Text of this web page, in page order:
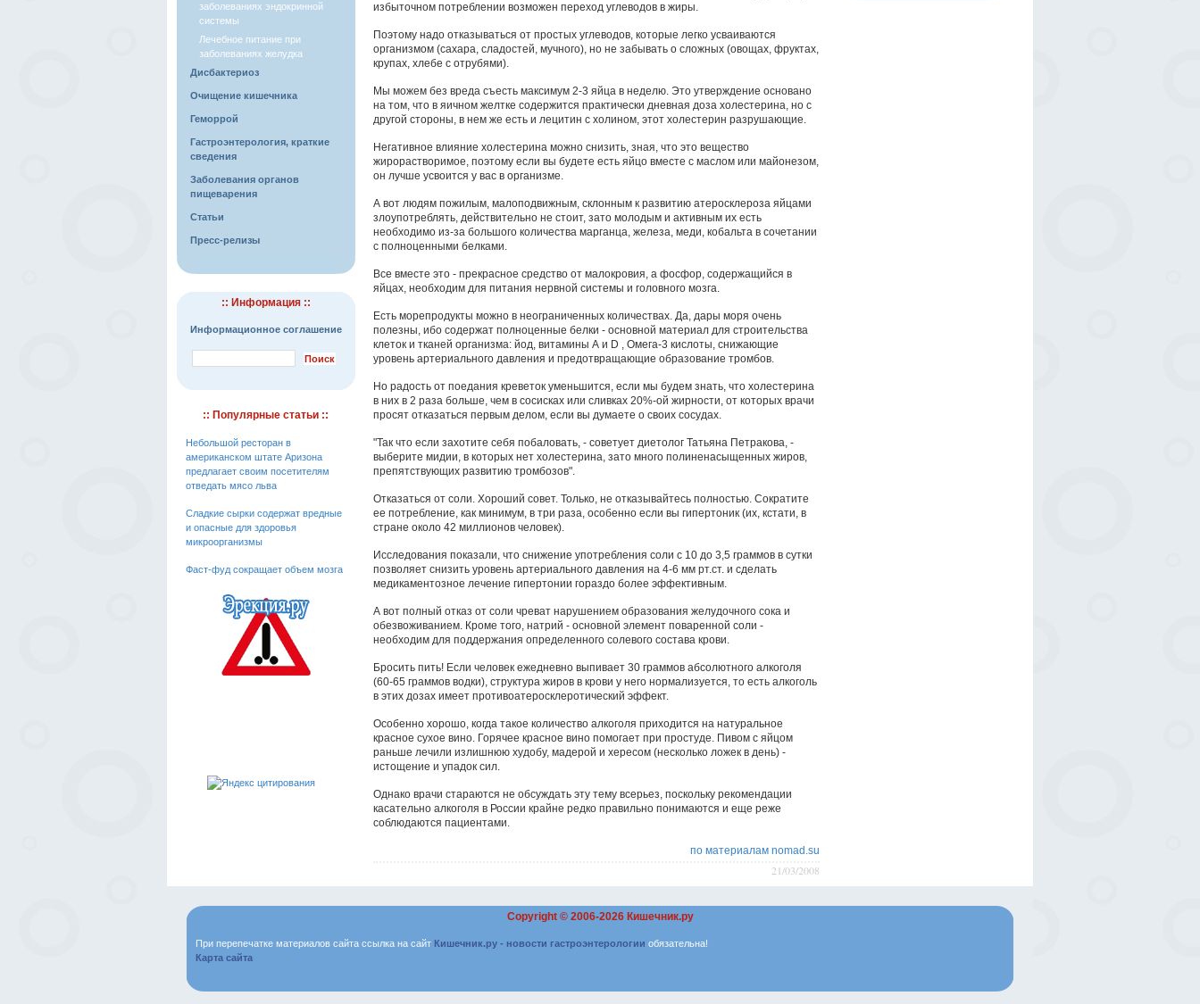
заболеваниях эндокринной
системы
Лечебное питание при
заболеваниях желудка
Дисбактериоз
Очищение кишечника
Геморрой
Гастроэнтерология, краткие
сведения
Заболевания органов
пищеварения
Статьи
Пресс-релизы
:: Информация ::
Информационное соглашение
:: Популярные статьи ::
Небольшой ресторан в
американском штате Аризона
предлагает своим посетителям
отведать мясо льва
Сладкие сырки содержат вредные
и опасные для здоровья
микроорганизмы
Фаст-фуд сокращает объем мозга
избыточном потреблении возможен переход углеводов в жиры.
Поэтому надо отказываться от простых углеводов, которые легко усваиваются
организмом (сахара, сладостей, мучного), но не забывать о сложных (овощах, фруктах,
крупах, хлебе с отрубями).
Мы можем без вреда съесть максимум 2-3 яйца в неделю. Это утверждение основано
на том, что в яичном желтке содержится практически дневная доза холестерина, но с
другой стороны, в нем же есть и лецитин с холином, этот холестерин разрушающие.
Негативное влияние холестерина можно снизить, зная, что это вещество
жирорастворимое, поэтому если вы будете есть яйцо вместе с маслом или майонезом,
он лучше усвоится у вас в организме.
А вот людям пожилым, малоподвижным, склонным к развитию атеросклероза яйцами
злоупотреблять, действительно не стоит, зато молодым и активным их есть
необходимо из-за большого количества марганца, железа, меди, кобальта в сочетании
с полноценными белками.
Все вместе это - прекрасное средство от малокровия, а фосфор, содержащийся в
яйцах, необходим для питания нервной системы и головного мозга.
Есть морепродукты можно в неограниченных количествах. Да, дары моря очень
полезны, ибо содержат полноценные белки - основной материал для строительства
клеток и тканей организма: йод, витамины А и D , Омега-3 кислоты, снижающие
уровень артериального давления и предотвращающие образование тромбов.
Но радость от поедания креветок уменьшится, если мы будем знать, что холестерина
в них в 2 раза больше, чем в сосисках или сливках 20%-ой жирности, от которых врачи
просят отказаться первым делом, если вы думаете о своих сосудах.
"Так что если захотите себя побаловать, - советует диетолог Татьяна Петракова, -
выберите мидии, в которых нет холестерина, зато много полиненасыщенных жиров,
препятствующих развитию тромбозов".
Отказаться от соли. Хороший совет. Только, не отказывайтесь полностью. Сократите
ее потребление, как минимум, в три раза, особенно если вы гипертоник (их, кстати, в
стране около 42 миллионов человек).
Исследования показали, что снижение употребления соли с 10 до 3,5 граммов в сутки
позволяет снизить уровень артериального давления на 4-6 мм рт.ст. и сделать
медикаментозное лечение гипертонии гораздо более эффективным.
А вот полный отказ от соли чреват нарушением образования желудочного сока и
обезвоживанием. Кроме того, натрий - основной элемент поваренной соли -
необходим для поддержания определенного солевого состава крови.
Бросить пить! Если человек ежедневно выпивает 30 граммов абсолютного алкоголя
(60-65 граммов водки), структура жиров в крови у него нормализуется, то есть алкоголь
в этих дозах имеет противоатеросклеротический эффект.
Особенно хорошо, когда такое количество алкоголя приходится на натуральное
красное сухое вино. Горячее красное вино помогает при простуде. Пивом с яйцом
раньше лечили излишнюю худобу, мадерой и хересом (несколько ложек в день) -
истощение и упадок сил.
Однако врачи стараются не обсуждать эту тему всерьез, поскольку рекомендации
касательно алкоголя в России крайне редко правильно понимаются и еще реже
соблюдаются пациентами.
по материалам nomad.su
21/03/2008
Copyright © 2006-2026 Кишечник.ру
При перепечатке материалов сайта ссылка на сайт Кишечник.ру - новости гастроэнтерологии обязательна!
Карта сайта